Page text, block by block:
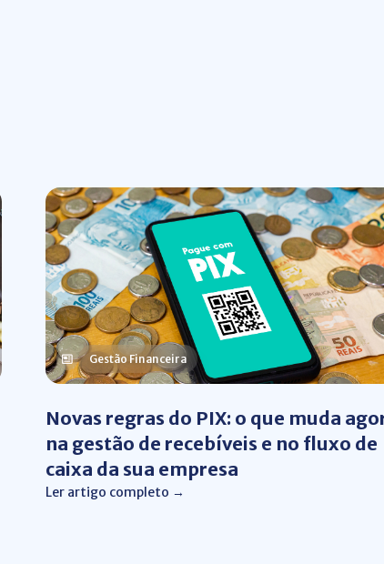
Gestão Financeira
Novas regras do PIX: o que muda
na gestão de recebíveis e no fluxo de
caixa da sua empresa
Ler artigo completo →